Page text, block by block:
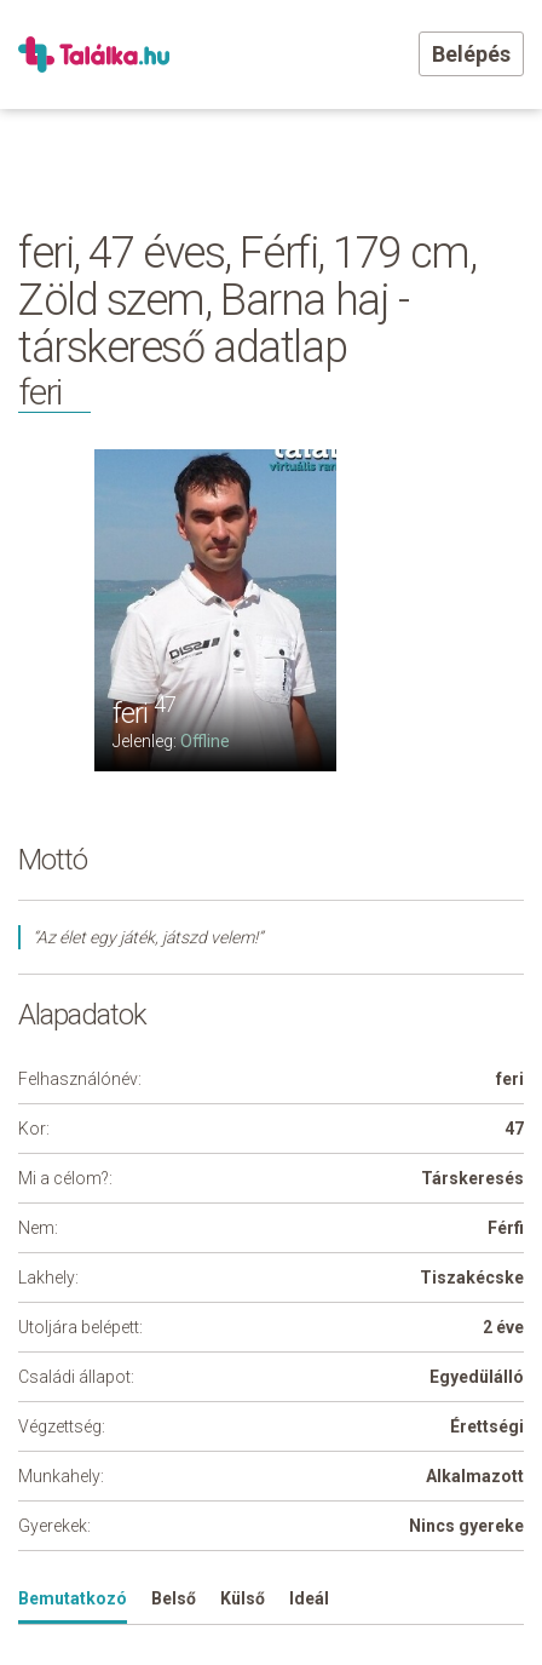
Belépés
feri, 47 éves, Férfi, 179 cm,
Zöld szem, Barna haj -
társkereső adatlap
feri
feri47
Jelenleg:Offline
Mottó
“Az élet egy játék, játszd velem!”
Alapadatok
Felhasználónév: feri
Kor: 47
Mi a célom?: Társkeresés
Nem: Férfi
Lakhely: Tiszakécske
Utoljára belépett: 2 éve
Családi állapot: Egyedülálló
Végzettség: Érettségi
Munkahely: Alkalmazott
Gyerekek: Nincs gyereke
Bemutatkozó Belső Külső Ideál